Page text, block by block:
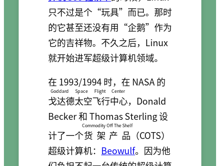
只不过是个“玩具”而已。那时
的它甚至还没有用“企鹅”作为
它的吉祥物。不久之后，Linux
就开始进军超级计算机领域。
在 1993/1994 时，在 NASA 的
戈达德太空飞行中心
Goddard Space Flight Center
，Donald
Becker 和 Thomas Sterling 设
计了一个货架产品
Commodity Off The Shelf
（COTS）
超级计算机： Beowulf。因为他